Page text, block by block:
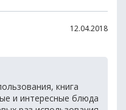
12.04.2018
книга
и интересные блюда